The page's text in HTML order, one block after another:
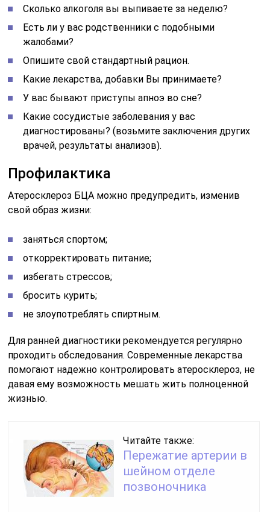
Сколько алкоголя вы выпиваете за неделю?
Есть ли у вас родственники с подобными
жалобами?
Опишите свой стандартный рацион.
Какие лекарства, добавки Вы принимаете?
У вас бывают приступы апноэ во сне?
Какие сосудистые заболевания у вас
диагностированы? (возьмите заключения других
врачей, результаты анализов).
Профилактика
Атеросклероз БЦА можно предупредить, изменив
свой образ жизни:
заняться спортом;
откорректировать питание;
избегать стрессов;
бросить курить;
не злоупотреблять спиртным.
Для ранней диагностики рекомендуется регулярно
проходить обследования. Современные лекарства
помогают надежно контролировать атеросклероз, не
давая ему возможность мешать жить полноценной
жизнью.
Читайте также:
Пережатие артерии в
шейном отделе
позвоночника